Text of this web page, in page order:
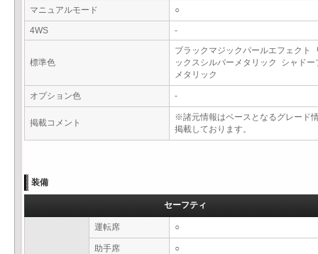
マニュアルモード
○
4WS -
標準色
ブラックマジックパールエフェクト
ックスシルバーメタリック シャドー
メタリック
オプション色 -
掲載コメント
※諸元情報はベースとなるグレード
掲載しております。
装備
セーフティ
運転席 ○
助手席 ○